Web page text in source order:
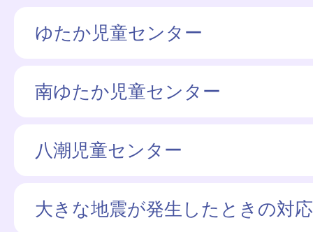
ゆたか児童センター
南ゆたか児童センター
八潮児童センター
大きな地震が発生したときの対